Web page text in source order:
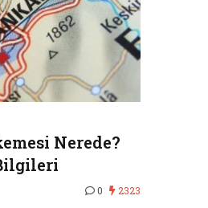
Nerede?
0 2323